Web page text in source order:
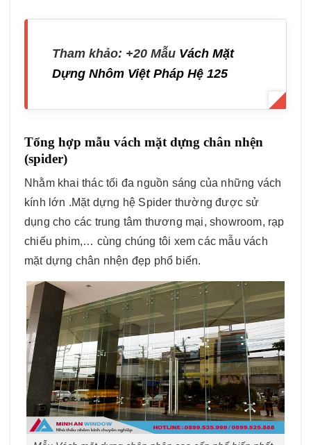
Tham khảo: +20 Mẫu Vách Mặt
Dựng Nhôm Việt Pháp Hệ 125
Tổng hợp mẫu vách mặt dựng chân nhện
(spider)
Nhằm khai thác tối đa nguồn sáng của những vách
kính lớn .Mặt dựng hệ Spider thường được sử
dụng cho các trung tâm thương mại, showroom, rạp
chiếu phim,… cùng chúng tôi xem các mẫu vách
mặt dựng chân nhện đẹp phổ biến.